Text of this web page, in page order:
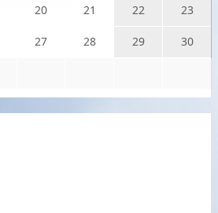
20 21 22 23
27 28 29 30